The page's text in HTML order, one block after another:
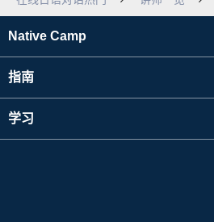
Native Camp
指南
学习